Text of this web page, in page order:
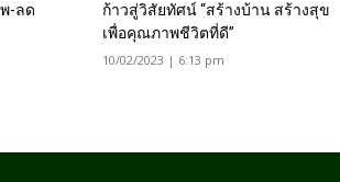
-ลด
ก้าวสู่วิสัยทัศน์ “สร้างบ้าน สร้างสุข
เพื่อคุณภาพชีวิตที่ดี”
10/02/2023 | 6:13 pm